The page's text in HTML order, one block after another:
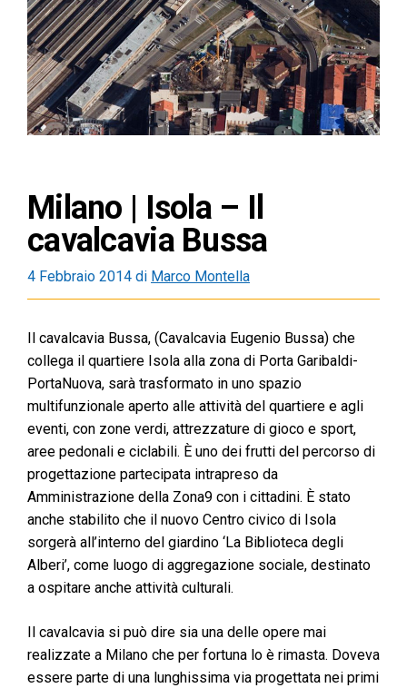
Milano | Isola – Il
cavalcavia Bussa
4 Febbraio 2014 di Marco Montella
Il cavalcavia Bussa, (Cavalcavia Eugenio Bussa) che
collega il quartiere Isola alla zona di Porta Garibaldi-
PortaNuova, sarà trasformato in uno spazio
multifunzionale aperto alle attività del quartiere e agli
eventi, con zone verdi, attrezzature di gioco e sport,
aree pedonali e ciclabili. È uno dei frutti del percorso di
progettazione partecipata intrapreso da
Amministrazione della Zona9 con i cittadini. È stato
anche stabilito che il nuovo Centro civico di Isola
sorgerà all’interno del giardino ‘La Biblioteca degli
Alberi’, come luogo di aggregazione sociale, destinato
a ospitare anche attività culturali.
Il cavalcavia si può dire sia una delle opere mai
realizzate a Milano che per fortuna lo è rimasta. Doveva
essere parte di una lunghissima via progettata nei primi